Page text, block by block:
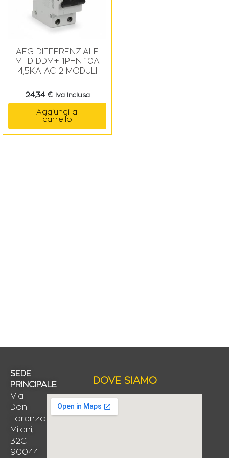
AEG DIFFERENZIALE
MTD DDM+ 1P+N 10A
4,5KA AC 2 MODULI
24,34 € Iva Inclusa
Aggiungi al
carrello
SEDE
PRINCIPALE
Via
Don
Lorenzo
Milani,
32C
90044
DOVE SIAMO